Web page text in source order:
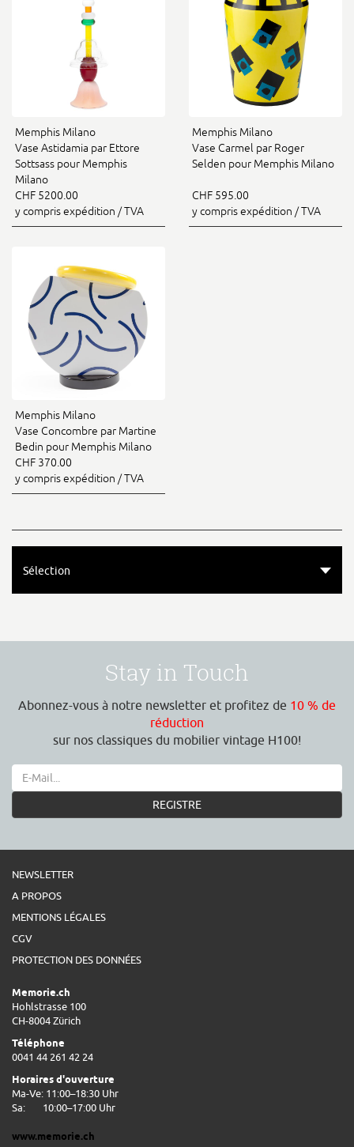
Memphis Milano
Vase Astidamia par Ettore
Sottsass pour Memphis
Milano
CHF 5200.00
y compris expédition / TVA
Memphis Milano
Vase Carmel par Roger
Selden pour Memphis Milano
CHF 595.00
y compris expédition / TVA
Memphis Milano
Vase Concombre par Martine
Bedin pour Memphis Milano
CHF 370.00
y compris expédition / TVA
Sélection
Stay in Touch
Abonnez-vous à notre newsletter et profitez de 10 % de
réduction
sur nos classiques du mobilier vintage H100!
REGISTRE
NEWSLETTER
A PROPOS
MENTIONS LÉGALES
CGV
PROTECTION DES DONNÉES
Memorie.ch
Hohlstrasse 100
CH-8004 Zürich
Téléphone
0041 44 261 42 24
Horaires d'ouverture
Ma-Ve: 11:00–18:30 Uhr
Sa:
10:00–17:00 Uhr
www.memorie.ch